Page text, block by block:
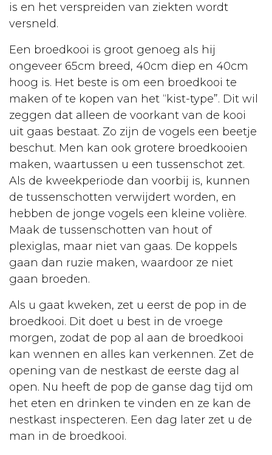
Dierenarts
Kattenbak
Vaccineren
Fokken
Urgentie
Voeding
Ziekten
Courante
ziektes
Vergiftigingen
EHBO
Sterilisatie
Algemeen
Euthanasie
Vogels
Papegaaien
Soorten
is en het verspreiden van ziekten wordt
versneld.
Een broedkooi is groot genoeg als hij
ongeveer 65cm breed, 40cm diep en 40cm
hoog is. Het beste is om een broedkooi te
maken of te kopen van het “kist-type”. Dit wil
zeggen dat alleen de voorkant van de kooi
uit gaas bestaat. Zo zijn de vogels een beetje
beschut. Men kan ook grotere broedkooien
maken, waartussen u een tussenschot zet.
Als de kweekperiode dan voorbij is, kunnen
de tussenschotten verwijdert worden, en
hebben de jonge vogels een kleine volière.
Maak de tussenschotten van hout of
plexiglas, maar niet van gaas. De koppels
gaan dan ruzie maken, waardoor ze niet
gaan broeden.
Als u gaat kweken, zet u eerst de pop in de
broedkooi. Dit doet u best in de vroege
morgen, zodat de pop al aan de broedkooi
kan wennen en alles kan verkennen. Zet de
opening van de nestkast de eerste dag al
open. Nu heeft de pop de ganse dag tijd om
het eten en drinken te vinden en ze kan de
nestkast inspecteren. Een dag later zet u de
man in de broedkooi.